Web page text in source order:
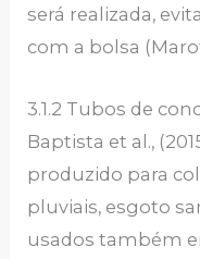
será realizada,
com a bolsa
3.1.2 Tubos de
Baptista et al.,
produzido para
pluviais, esgoto
usados também